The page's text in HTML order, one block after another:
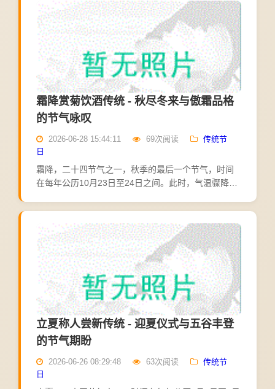
霜降赏菊饮酒传统 - 秋尽冬来与傲霜品格
的节气咏叹
2026-06-28 15:44:11 69次阅读
传统节
日
霜降，二十四节气之一，秋季的最后一个节气，时间
在每年公历10月23日至24日之间。此时，气温骤降，
后，冬季来临，万物收藏，大地进入休眠期。民间有
赏菊、...
立夏称人尝新传统 - 迎夏仪式与五谷丰登
的节气期盼
2026-06-26 08:29:48 63次阅读
传统节
日